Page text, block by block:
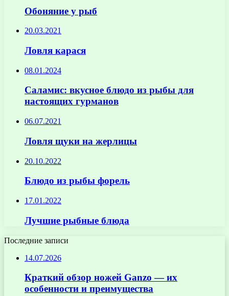
Обоняние у рыб
20.03.2021
Ловля карася
08.01.2024
Саламис: вкусное блюдо из рыбы для
настоящих гурманов
06.07.2021
Ловля щуки на жерлицы
20.10.2022
Блюдо из рыбы форель
17.01.2022
Лучшие рыбные блюда
Последние записи
14.07.2026
Краткий обзор ножей Ganzo — их
особенности и преимущества